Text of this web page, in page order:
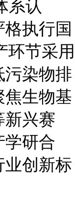
系认
执行国
环节采用
污染物排
焦生物基
新兴赛
学研合
业创新标